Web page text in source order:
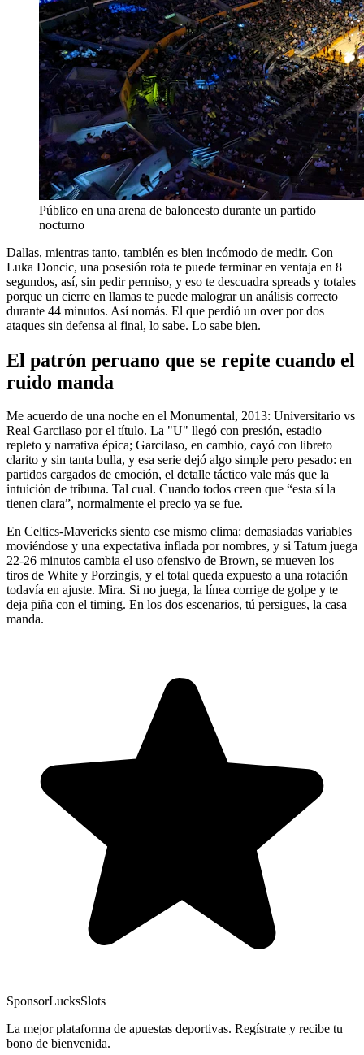
Público en una arena de baloncesto durante un partido
nocturno
Dallas, mientras tanto, también es bien incómodo de medir. Con
Luka Doncic, una posesión rota te puede terminar en ventaja en 8
segundos, así, sin pedir permiso, y eso te descuadra spreads y totales
porque un cierre en llamas te puede malograr un análisis correcto
durante 44 minutos. Así nomás. El que perdió un over por dos
ataques sin defensa al final, lo sabe. Lo sabe bien.
El patrón peruano que se repite cuando el
ruido manda
Me acuerdo de una noche en el Monumental, 2013: Universitario vs
Real Garcilaso por el título. La "U" llegó con presión, estadio
repleto y narrativa épica; Garcilaso, en cambio, cayó con libreto
clarito y sin tanta bulla, y esa serie dejó algo simple pero pesado: en
partidos cargados de emoción, el detalle táctico vale más que la
intuición de tribuna. Tal cual. Cuando todos creen que “esta sí la
tienen clara”, normalmente el precio ya se fue.
En Celtics-Mavericks siento ese mismo clima: demasiadas variables
moviéndose y una expectativa inflada por nombres, y si Tatum juega
22-26 minutos cambia el uso ofensivo de Brown, se mueven los
tiros de White y Porzingis, y el total queda expuesto a una rotación
todavía en ajuste. Mira. Si no juega, la línea corrige de golpe y te
deja piña con el timing. En los dos escenarios, tú persigues, la casa
manda.
SponsorLucksSlots
La mejor plataforma de apuestas deportivas. Regístrate y recibe tu
bono de bienvenida.